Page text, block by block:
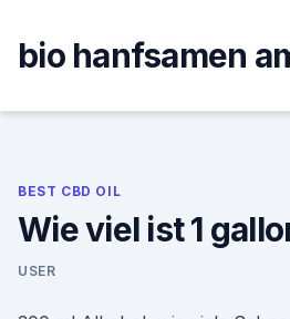
content
bio hanfsamen
BEST CBD OIL
Wie viel ist 1
USER